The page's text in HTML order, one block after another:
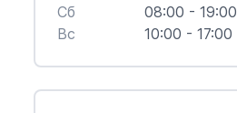
Cб
08:00 - 19:00
Вс
10:00 - 17:00